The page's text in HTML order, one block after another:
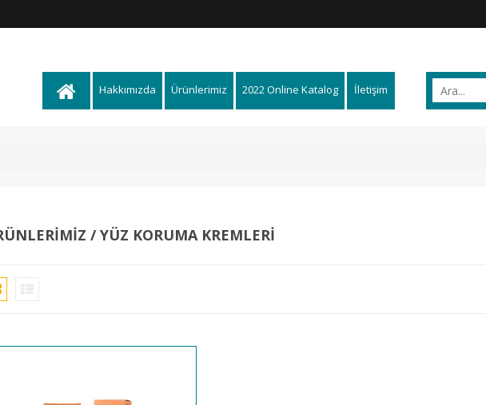
Hakkımızda Ürünlerimiz 2022 Online Katalog İletişim
/ YÜZ KORUMA KREMLERI